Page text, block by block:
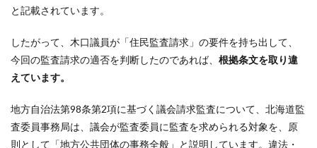
と記載されています。
したがって、木口議員が「住民監査請求」の要件を持ち出して、
今回の監査請求の適否を判断したのであれば、 根拠条文を取り違
えています。
地方自治法第98条第2項に基づく議会請求監査について、北海道監
査委員事務局は、議会が監査委員に監査を求められる対象を、原
則として「地方公共団体の事務全般」と説明しています。違法・